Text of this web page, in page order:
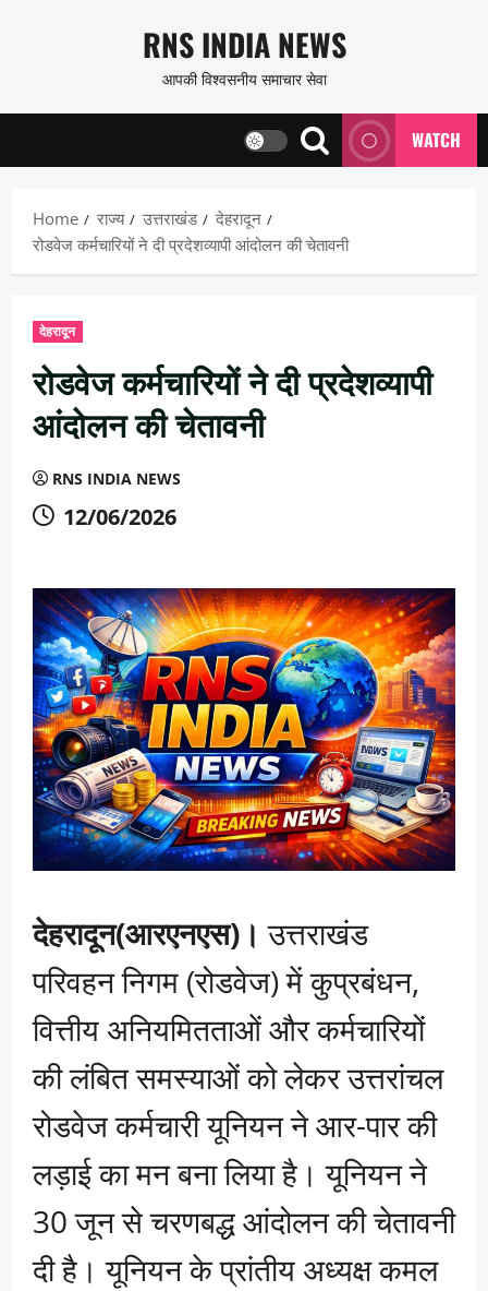
content
RNS INDIA NEWS
आपकी विश्वसनीय समाचार सेवा
WATCH
Home राज्य उत्तराखंड
देहरादून
रोडवेज कर्मचारियों ने दी प्रदेशव्यापी आंदोलन की चेतावनी
देहरादून
रोडवेज कर्मचारियों ने दी प्रदेशव्यापी
आंदोलन की चेतावनी
RNS INDIA NEWS
12/06/2026
देहरादून(आरएनएस)। उत्तराखंड
परिवहन निगम (रोडवेज) में कुप्रबंधन,
वित्तीय अनियमितताओं और कर्मचारियों
की लंबित समस्याओं को लेकर उत्तरांचल
रोडवेज कर्मचारी यूनियन ने आर-पार की
लड़ाई का मन बना लिया है। यूनियन ने
30 जून से चरणबद्ध आंदोलन की चेतावनी
दी है। यूनियन के प्रांतीय अध्यक्ष कमल